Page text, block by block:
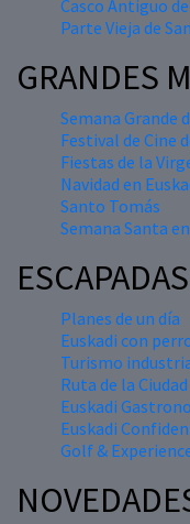
Casco Antiguo
Parte Vieja de
GRANDES
Semana Grande
Festival de Cine
Fiestas de la
Navidad en
Santo Tomás
Semana Santa
Planes de un día
Euskadi con
Turismo
Ruta de la
Euskadi
Euskadi
Golf &